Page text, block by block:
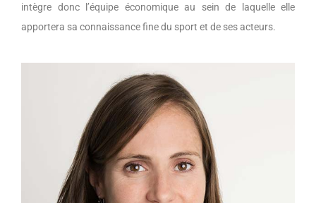
intègre donc l’équipe économique au sein de laquelle elle
apportera sa connaissance fine du sport et de ses acteurs.